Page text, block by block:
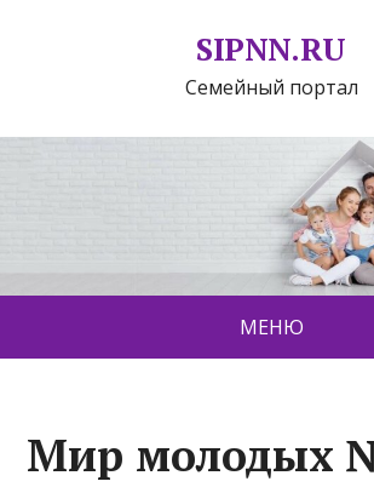
SIPNN.RU
Семейный портал
МЕНЮ
Мир молодых